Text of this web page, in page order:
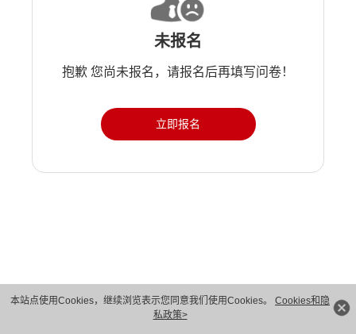
本站点使用Cookies，继续浏览表示您同意我们使用Cookies。 Cookies和隐
私政策>
未报名
抱歉 您尚未报名，请报名后再填写问卷！
立即报名
版权所有 © 华为技术有限公司 1998-2026。 保留一切权利。粤A2-20044005号
隐私保护
法律声明